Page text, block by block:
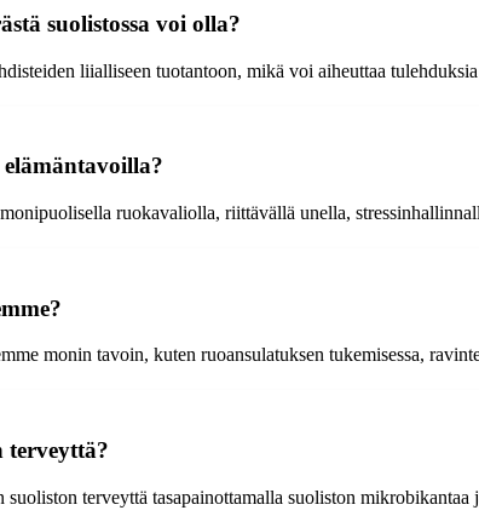
suolistossa voi olla?
liialliseen tuotantoon, mikä voi aiheuttaa
ruokavaliolla, riittävällä unella,
monin tavoin, kuten ruoansulatuksen tukemisessa,
terveyttä tasapainottamalla suoliston mikrobikantaa